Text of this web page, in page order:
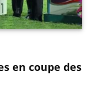
en coupe des